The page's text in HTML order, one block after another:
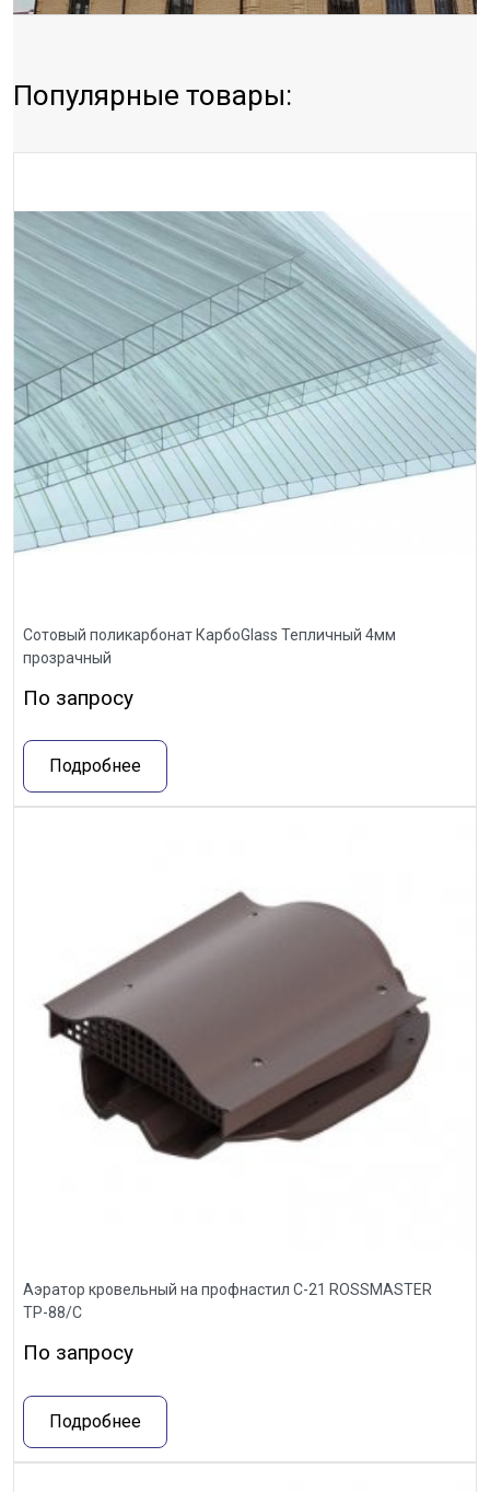
Популярные товары:
Сотовый поликарбонат КарбоGlass Тепличный 4мм
прозрачный
По запросу
Подробнее
Аэратор кровельный на профнастил С-21 ROSSMASTER
ТР-88/С
По запросу
Подробнее